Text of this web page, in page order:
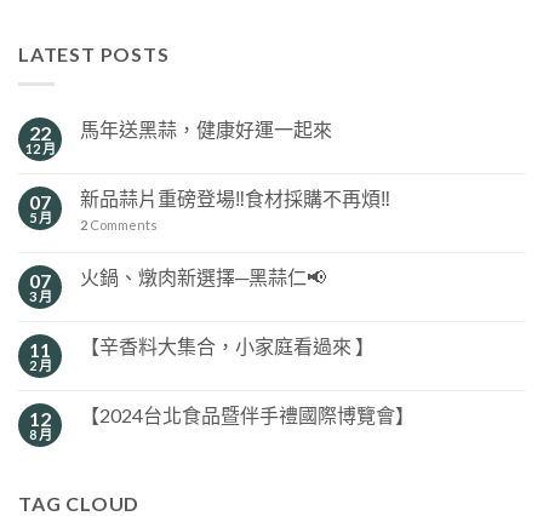
LATEST POSTS
22
12 月
馬年送黑蒜，健康好運一起來
07
5 月
新品蒜片重磅登場‼️食材採購不再煩‼️
2 Comments
07
3 月
火鍋、燉肉新選擇─黑蒜仁📢
11
2 月
【辛香料大集合，小家庭看過來 】
12
8 月
【2024台北食品暨伴手禮國際博覽會】
TAG CLOUD